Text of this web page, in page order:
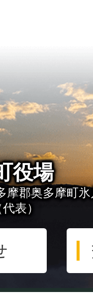
役場
摩郡奥多摩町
表）